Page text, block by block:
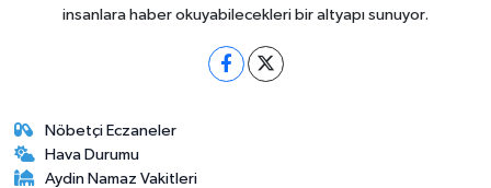
insanlara haber okuyabilecekleri bir altyapı sunuyor.
Nöbetçi Eczaneler
Hava Durumu
Aydin Namaz Vakitleri